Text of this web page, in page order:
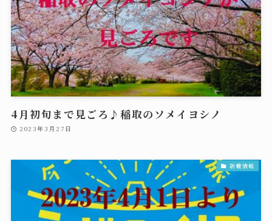
4月初旬まで見ごろ♪稲取のソメイヨシノ
2023年3月27日
新着情報